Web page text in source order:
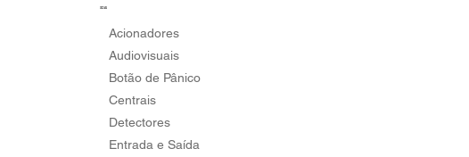
SDAI
Acionadores
Audiovisuais
Botão de Pânico
Centrais
Detectores
Entrada e Saída